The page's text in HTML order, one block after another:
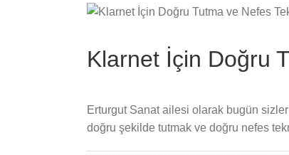
Klarnet İçin Doğru
Erturgut Sanat ailesi olarak bugün
doğru şekilde tutmak ve doğru nefes